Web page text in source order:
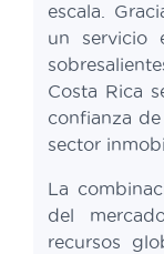
escala.
un servicio
Costa Rica
confianza
sector
La
del
recursos